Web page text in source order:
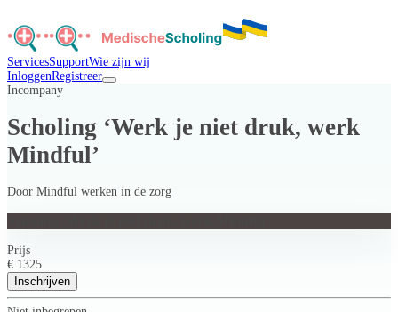
ServicesSupportWie zijn wij
InloggenRegistreer
Incompany
Scholing ‘Werk je niet druk, werk
Mindful’
Door Mindful werken in de zorg
Prijs
€ 1325
Inschrijven